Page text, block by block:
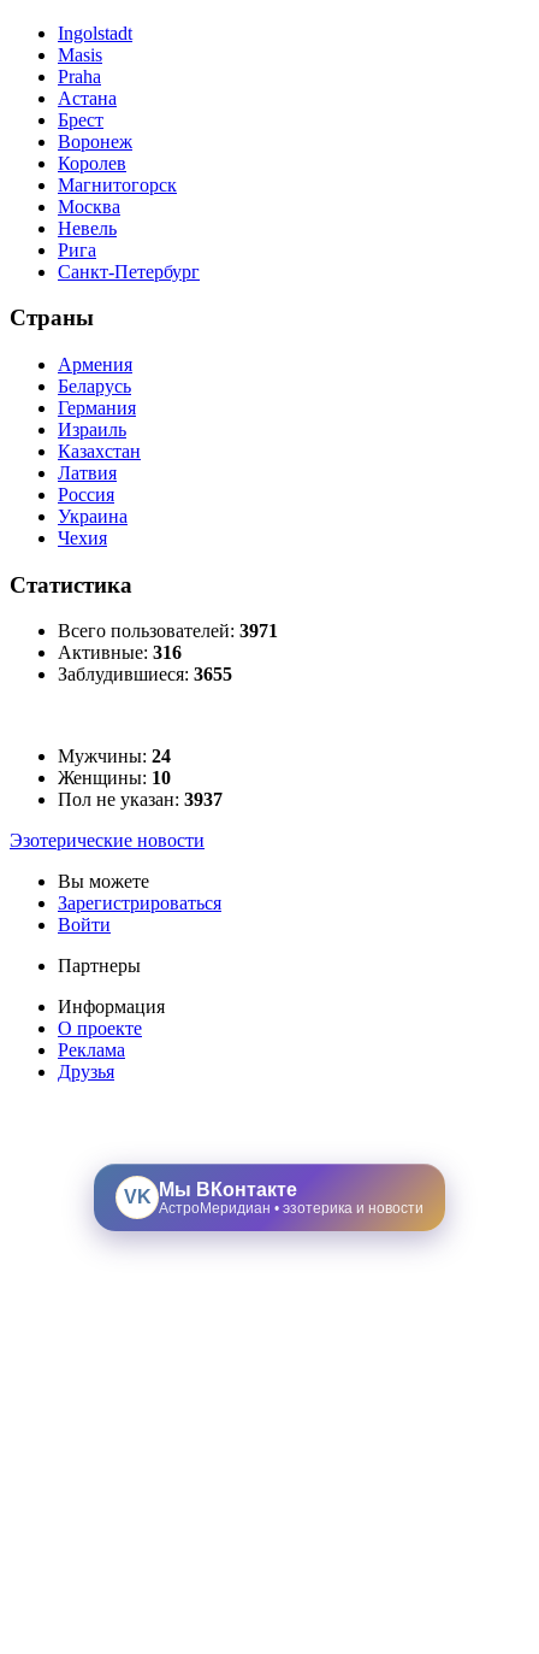
Ingolstadt
Masis
Praha
Астана
Брест
Воронеж
Королев
Магнитогорск
Москва
Невель
Рига
Санкт-Петербург
Страны
Армения
Беларусь
Германия
Израиль
Казахстан
Латвия
Россия
Украина
Чехия
Статистика
Всего пользователей: 3971
Активные: 316
Заблудившиеся: 3655
Мужчины: 24
Женщины: 10
Пол не указан: 3937
Эзотерические новости
Вы можете
Зарегистрироваться
Войти
Партнеры
Информация
О проекте
Реклама
Друзья
VK Мы ВКонтакте
АстроМеридиан • эзотерика и новости